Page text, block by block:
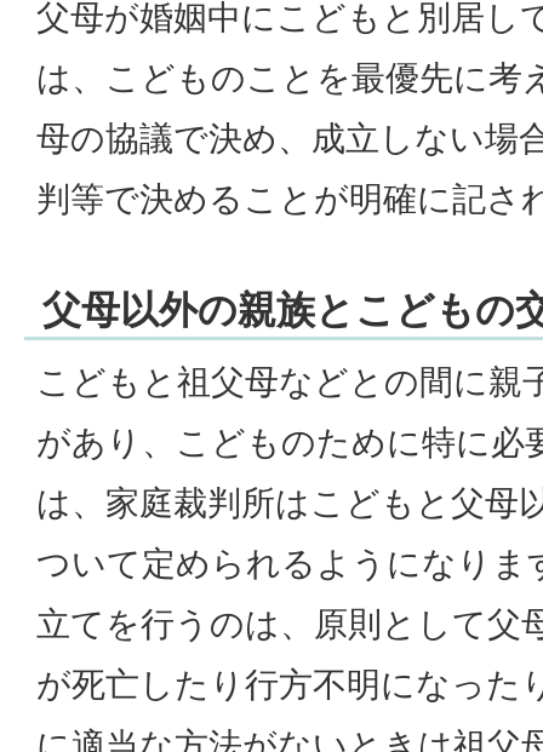
父母が婚姻中にこどもと別居し
は、こどものことを最優先に考
母の協議で決め、成立しない場
判等で決めることが明確に記さ
父母以外の親族とこどもの
こどもと祖父母などとの間に親
があり、こどものために特に必
は、家庭裁判所はこどもと父母
ついて定められるようになりま
立てを行うのは、原則として父
が死亡したり行方不明になった